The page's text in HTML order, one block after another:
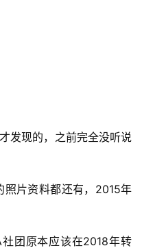
发现的，之前完全没听说
片资料都还有，2015年
团原本应该在2018年转